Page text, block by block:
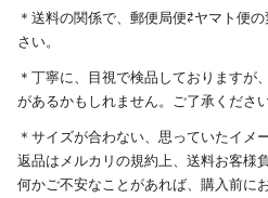
＊送料の関係で、郵便局便⇄ヤマト便
さい。
＊丁寧に、目視で検品しておりますが
があるかもしれません。ご了承ください
＊サイズが合わない、思っていたイメ
返品はメルカリの規約上、送料お客様
何かご不安なことがあれば、購入前に